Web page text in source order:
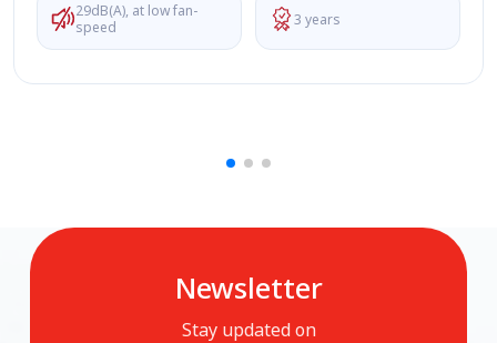
29dB(A), at low fan-
speed
3 years
Newsletter
Stay updated on